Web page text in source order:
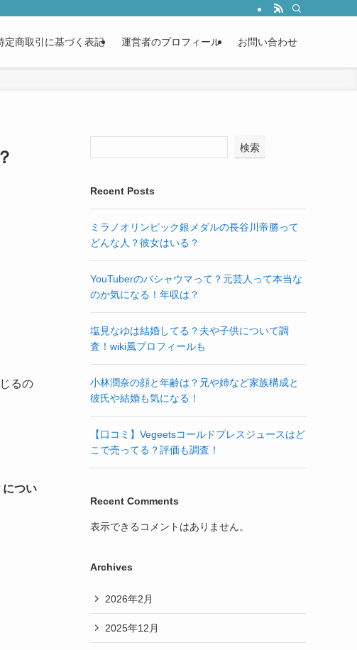
定商取引に基づく表記 運営者のプロフィール お問い合わせ
るの
につい
検索
Recent Posts
ミラノオリンピック銀メダルの長谷川帝勝って
どんな人？彼女はいる？
YouTuberのバシャウマって？元芸人って本当な
のか気になる！年収は？
塩見なゆは結婚してる？夫や子供について調
査！wiki風プロフィールも
小林潤奈の顔と年齢は？兄や姉など家族構成と
彼氏や結婚も気になる！
【口コミ】Vegeetsコールドプレスジュースはど
こで売ってる？評価も調査！
Recent Comments
表示できるコメントはありません。
Archives
2026年2月
2025年12月